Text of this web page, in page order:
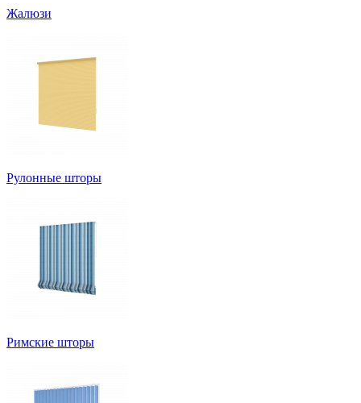
Жалюзи
Рулонные шторы
Римские шторы